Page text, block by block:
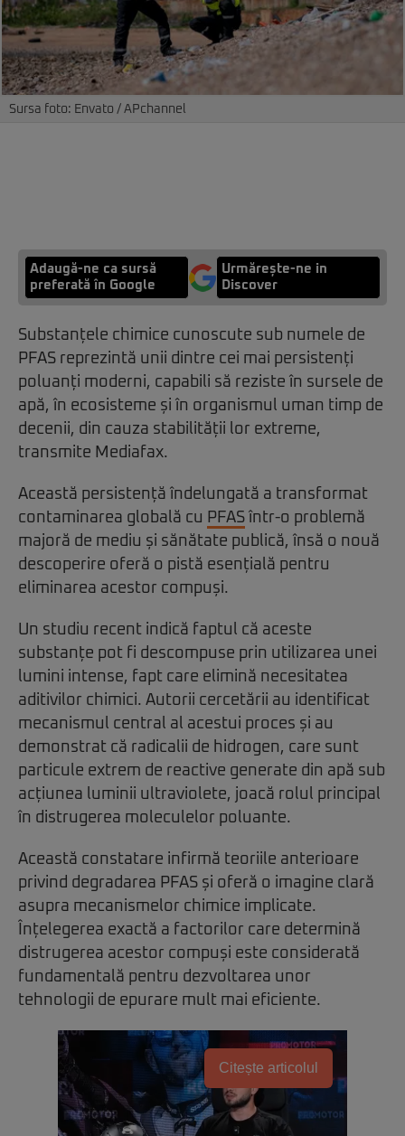
Sursa foto: Envato / APchannel
Adaugă-ne ca sursă
preferată în Google
Urmărește-ne in
Discover
Substanțele chimice cunoscute sub numele de
PFAS reprezintă unii dintre cei mai persistenți
poluanți moderni, capabili să reziste în sursele de
apă, în ecosisteme și în organismul uman timp de
decenii, din cauza stabilității lor extreme,
transmite Mediafax.
Această persistență îndelungată a transformat
contaminarea globală cu PFAS într-o problemă
majoră de mediu și sănătate publică, însă o nouă
descoperire oferă o pistă esențială pentru
eliminarea acestor compuși.
Un studiu recent indică faptul că aceste
substanțe pot fi descompuse prin utilizarea unei
lumini intense, fapt care elimină necesitatea
aditivilor chimici. Autorii cercetării au identificat
mecanismul central al acestui proces și au
demonstrat că radicalii de hidrogen, care sunt
particule extrem de reactive generate din apă sub
acțiunea luminii ultraviolete, joacă rolul principal
în distrugerea moleculelor poluante.
Această constatare infirmă teoriile anterioare
privind degradarea PFAS și oferă o imagine clară
asupra mecanismelor chimice implicate.
Înțelegerea exactă a factorilor care determină
distrugerea acestor compuși este considerată
fundamentală pentru dezvoltarea unor
tehnologii de epurare mult mai eficiente.
Citește articolul